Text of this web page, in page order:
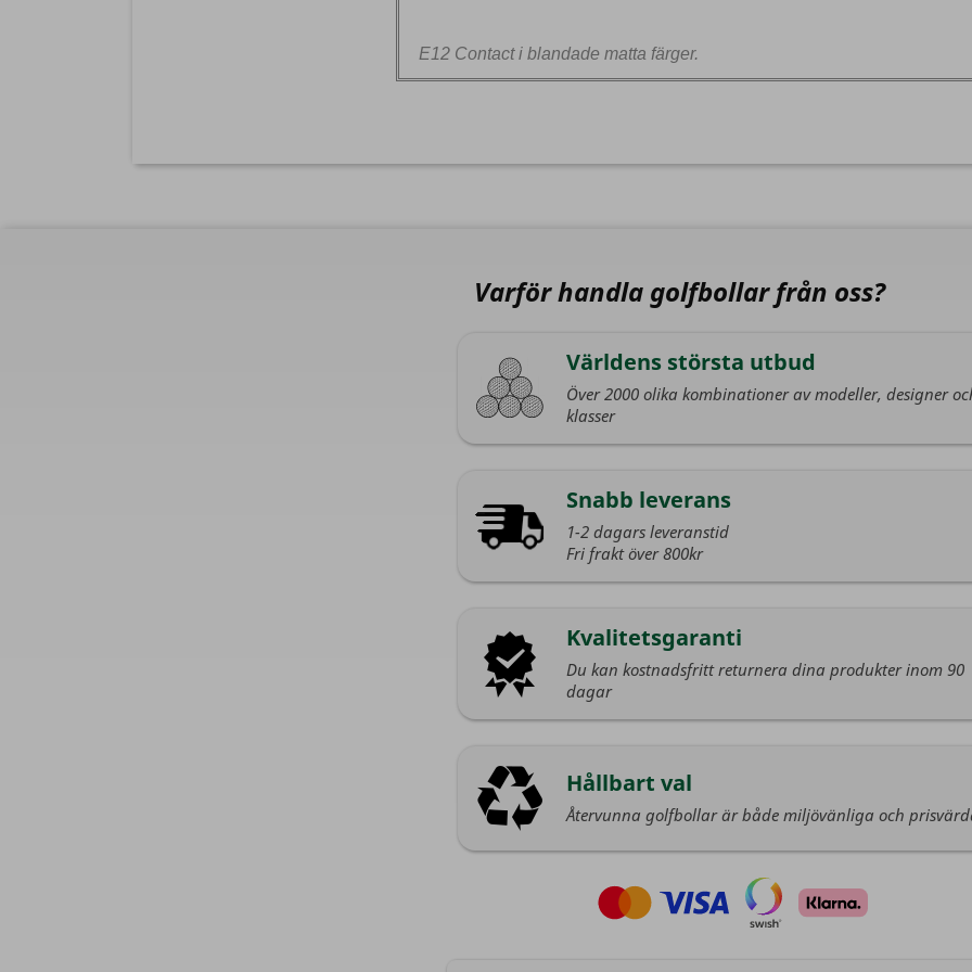
E12 Contact i blandade matta färger.
Varför handla golfbollar från oss?
Världens största utbud
Över 2000 olika kombinationer av modeller, designer
klasser
Snabb leverans
1-2 dagars leveranstid
Fri frakt över 800kr
Kvalitetsgaranti
Du kan kostnadsfritt returnera dina produkter inom 90
dagar
Hållbart val
Återvunna golfbollar är både miljövänliga och